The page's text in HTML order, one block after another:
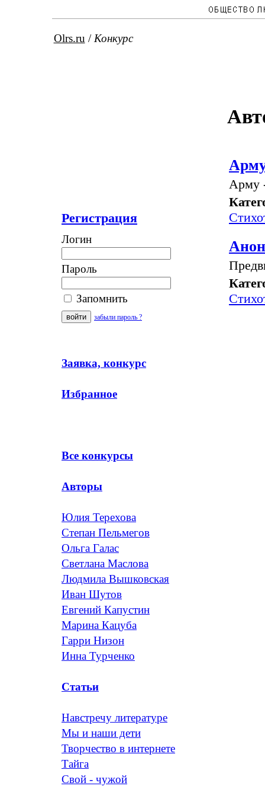
Olrs.ru / Конкурс
Регистрация
Логин
Пароль
Запомнить
забыли пароль ?
Заявка, конкурс
Избранное
Все конкурсы
Авторы
Юлия Терехова
Степан Пельмегов
Ольга Галас
Светлана Маслова
Людмила Вышковская
Иван Шутов
Евгений Капустин
Марина Кацуба
Гарри Низон
Инна Турченко
Статьи
Навстречу литературе
Мы и наши дети
Творчество в интернете
Тайга
Свой - чужой
Арму